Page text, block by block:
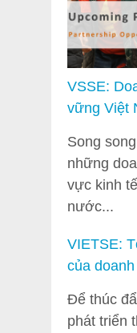
VSSE:
vững Việt
Song
những
vực kinh
nước...
VIETSE:
của
Để thúc
phát triển